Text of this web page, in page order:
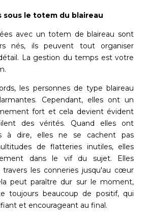
sous le totem du blaireau
avec un totem de blaireau sont
nés, ils peuvent tout organiser
La gestion du temps est votre
les personnes de type blaireau
Cependant, elles ont un
fort et cela devient évident
des vérités. Quand elles ont
à dire, elles ne se cachent pas
de flatteries inutiles, elles
dans le vif du sujet. Elles
les conneries jusqu'au cœur
peut paraître dur sur le moment,
toujours beaucoup de positif, qui
et encourageant au final.